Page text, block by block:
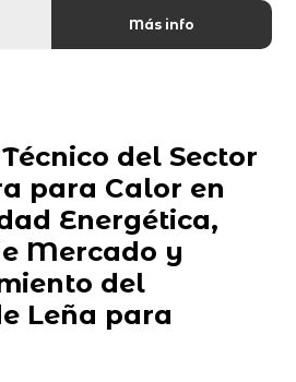
Más info
del Sector
para Calor en
Energética,
Mercado y
del
Leña para